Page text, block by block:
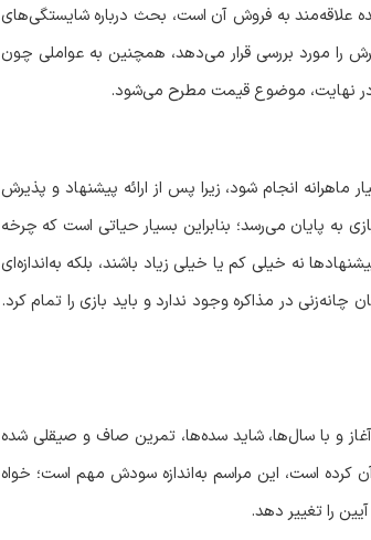
علاقه‌مند به فروش آن است، بحث درباره شایستگی‌های
را مورد بررسی قرار می‌دهد، همچنین به عواملی چون
در نهایت، موضوع قیمت مطرح می‌شود.
ماهرانه انجام شود، زیرا پس از ارائه پیشنهاد و پذیرش
به پایان می‌رسد؛ بنابراین بسیار حیاتی است که چرخه
نه خیلی کم یا خیلی زیاد باشند، بلکه به‌اندازه‌ای
در مذاکره وجود ندارد و باید بازی را تمام کرد.
و با سال‌ها، شاید سده‌‌ها، تمرین صاف و صیقلی شده
کرده است، این مراسم به‌اندازه سودش مهم است؛ خواه
را تغییر دهد.